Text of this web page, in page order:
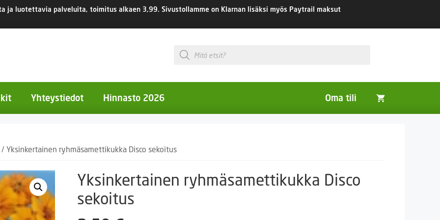
ja luotettavia palveluita, toimitus alkaen 3,99. Sivustollamme on Klarnan lisäksi myös Paytrail maksut
Products
search
kukat
Yhteystiedot Hinnasto 2026 Oma tili
/ Yksinkertainen ryhmäsamettikukka Disco sekoitus
Yksinkertainen ryhmäsamettikukka Disco
sekoitus